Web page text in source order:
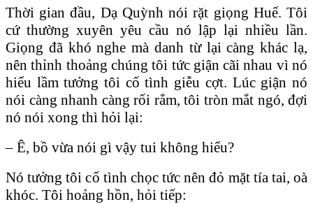
Thời gian đầu, Dạ Quỳnh nói rặt giọng Huế. Tôi
cứ thường xuyên yêu cầu nó lập lại nhiều lần.
Giọng đã khó nghe mà danh từ lại càng khác lạ,
nên thỉnh thoảng chúng tôi tức giận cãi nhau vì nó
hiểu lầm tưởng tôi cố tình giễu cợt. Lúc giận nó
nói càng nhanh càng rối rắm, tôi tròn mắt ngó, đợi
nó nói xong thì hỏi lại:
– Ê, bồ vừa nói gì vậy tui không hiểu?
Nó tưởng tôi cố tình chọc tức nên đỏ mặt tía tai, oà
khóc. Tôi hoảng hồn, hỏi tiếp: